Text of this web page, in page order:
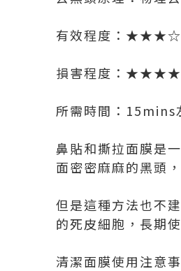
有效程度：★★★☆
損害程度：★★★★
所需時間：15mins
鼻貼和撕拉面膜是
面密密麻麻的黑頭
但是這種方法也不
的死皮細胞，長期
清潔面膜使用注意